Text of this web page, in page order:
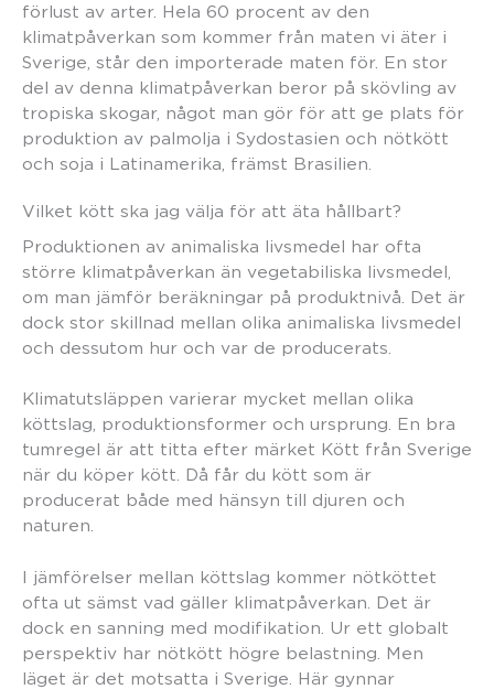
förlust av arter. Hela 60 procent av den
klimatpåverkan som kommer från maten vi äter i
Sverige, står den importerade maten för. En stor
del av denna klimatpåverkan beror på skövling av
tropiska skogar, något man gör för att ge plats för
produktion av palmolja i Sydostasien och nötkött
och soja i Latinamerika, främst Brasilien.
Vilket kött ska jag välja för att äta hållbart?
Produktionen av animaliska livsmedel har ofta
större klimatpåverkan än vegetabiliska livsmedel,
om man jämför beräkningar på produktnivå. Det är
dock stor skillnad mellan olika animaliska livsmedel
och dessutom hur och var de producerats.
Klimatutsläppen varierar mycket mellan olika
köttslag, produktionsformer och ursprung. En bra
tumregel är att titta efter märket Kött från Sverige
när du köper kött. Då får du kött som är
producerat både med hänsyn till djuren och
naturen.
I jämförelser mellan köttslag kommer nötköttet
ofta ut sämst vad gäller klimatpåverkan. Det är
dock en sanning med modifikation. Ur ett globalt
perspektiv har nötkött högre belastning. Men
läget är det motsatta i Sverige. Här gynnar